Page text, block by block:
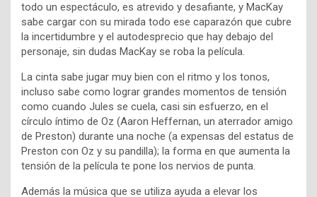
todo un espectáculo, es atrevido y desafiante, y MacKay
sabe cargar con su mirada todo ese caparazón que cubre
la incertidumbre y el autodesprecio que hay debajo del
personaje, sin dudas MacKay se roba la película.
La cinta sabe jugar muy bien con el ritmo y los tonos,
incluso sabe como lograr grandes momentos de tensión
como cuando Jules se cuela, casi sin esfuerzo, en el
círculo íntimo de Oz (Aaron Heffernan, un aterrador amigo
de Preston) durante una noche (a expensas del estatus de
Preston con Oz y su pandilla); la forma en que aumenta la
tensión de la película te pone los nervios de punta.
Además la música que se utiliza ayuda a elevar los